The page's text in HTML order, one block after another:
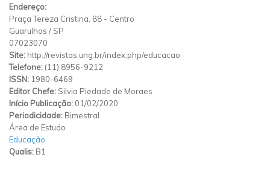
Endereço:
Praça Tereza Cristina, 88 - Centro
Guarulhos / SP
07023070
Site: http://revistas.ung.br/index.php/educacao
Telefone: (11) 8956-9212
ISSN: 1980-6469
Editor Chefe: Silvia Piedade de Moraes
Início Publicação: 01/02/2020
Periodicidade: Bimestral
Área de Estudo
Educação
Qualis: B1